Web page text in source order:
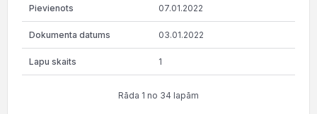
07.01.2022
03.01.2022
1
Rāda 1 no 34 lapām